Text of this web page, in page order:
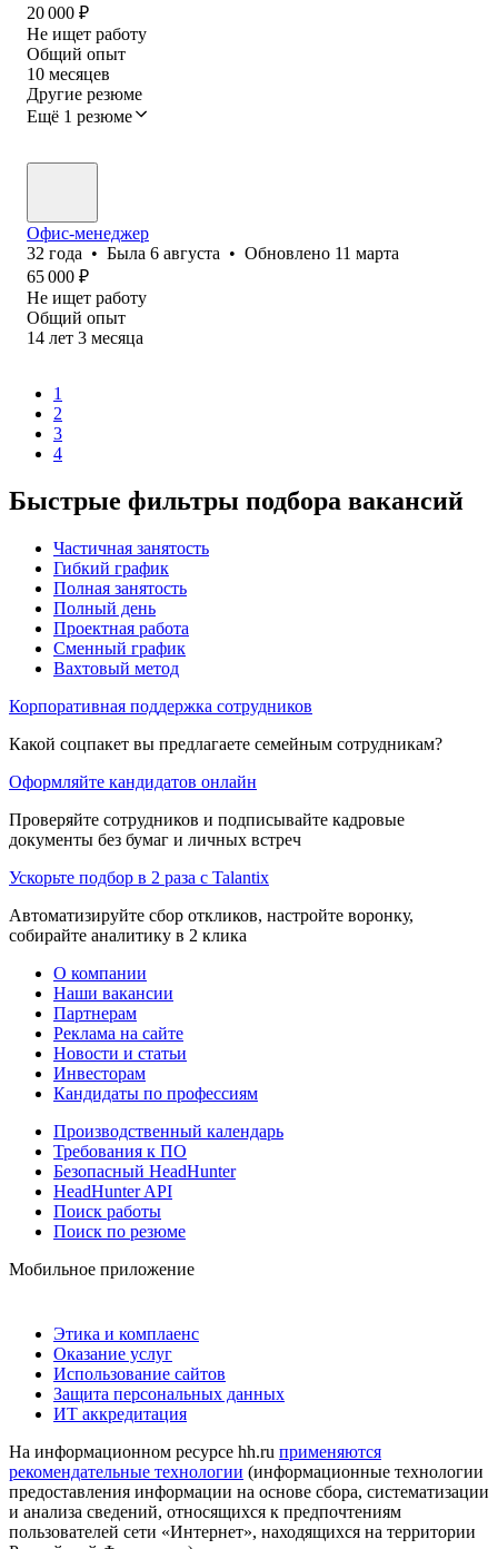
20 000 ₽
Не ищет работу
Общий опыт
10 месяцев
Другие резюме
Ещё 1 резюме
Офис-менеджер
32 года • Была 6 августа • Обновлено 11 марта
65 000 ₽
Не ищет работу
Общий опыт
14 лет 3 месяца
1
2
3
4
Быстрые фильтры подбора вакансий
Частичная занятость
Гибкий график
Полная занятость
Полный день
Проектная работа
Сменный график
Вахтовый метод
Корпоративная поддержка сотрудников
Какой соцпакет вы предлагаете семейным сотрудникам?
Оформляйте кандидатов онлайн
Проверяйте сотрудников и подписывайте кадровые
документы без бумаг и личных встреч
Ускорьте подбор в 2 раза с Talantix
Автоматизируйте сбор откликов, настройте воронку,
собирайте аналитику в 2 клика
О компании
Наши вакансии
Партнерам
Реклама на сайте
Новости и статьи
Инвесторам
Кандидаты по профессиям
Производственный календарь
Требования к ПО
Безопасный HeadHunter
HeadHunter API
Поиск работы
Поиск по резюме
Мобильное приложение
Этика и комплаенс
Оказание услуг
Использование сайтов
Защита персональных данных
ИТ аккредитация
На информационном ресурсе hh.ru применяются
рекомендательные технологии (информационные технологии
предоставления информации на основе сбора, систематизации
и анализа сведений, относящихся к предпочтениям
пользователей сети «Интернет», находящихся на территории